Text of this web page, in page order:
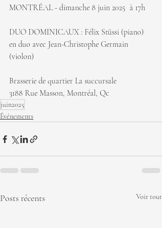
MONTRÉAL - dimanche 8 juin 2025  à 17h
DUO DOMINICAUX : Félix Stüssi (piano)
en duo avec Jean-Christophe Germain
(violon)
Brasserie de quartier La succursale
3188 Rue Masson, Montréal, Qc
juin2025
Événements
Posts récents Voir tout